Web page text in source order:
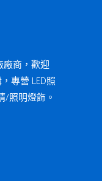
廠商，歡迎
專營 LED照
/照明燈飾。